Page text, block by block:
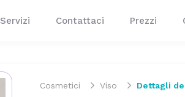
Servizi Contattaci Prezzi
Cosmetici Viso Dettagli